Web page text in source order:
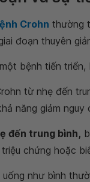
Crohn thường
đoạn thuyên
bệnh tiến
từ nhẹ đến
năng giảm
đến trung bình,
chứng hoặc
uống như bình